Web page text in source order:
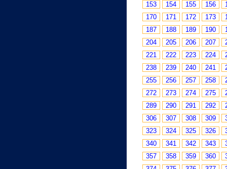
153
154 155 156
170
171 172 173
187
188 189 190
204
205 206 207
221
222 223 224
238
239 240 241
255
256 257 258
272
273 274 275
289
290 291 292
306
307 308 309
323
324 325 326
340
341 342 343
357
358 359 360